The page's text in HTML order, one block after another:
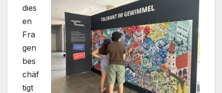
dies
en
Fra
gen
bes
chäf
tigt